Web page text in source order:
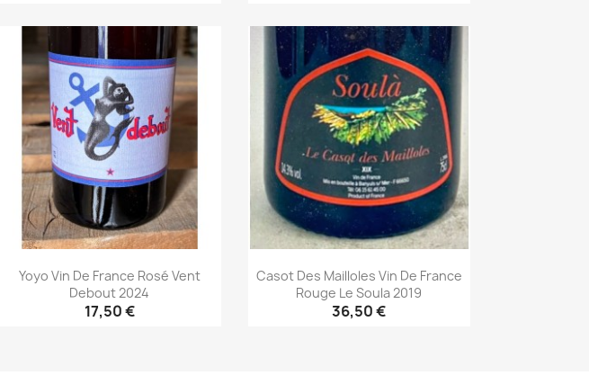
Aperçu rapide Aperçu rapide
Yoyo Vin De France Rosé Vent
Debout 2024
17,50 €
Casot Des Mailloles Vin De France
Rouge Le Soula 2019
36,50 €